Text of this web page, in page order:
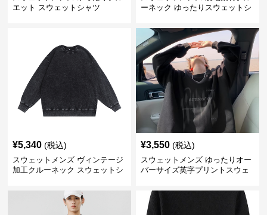
エット スウェットシャツ
ーネック ゆったりスウェットシ
¥5,340 (税込)
スウェットメンズ ヴィンテージ
加工クルーネック スウェットシ
¥3,550 (税込)
スウェットメンズ ゆったりオー
バーサイズ英字プリントスウェ